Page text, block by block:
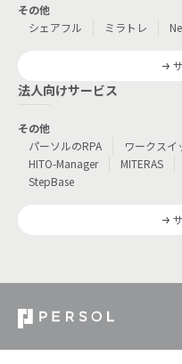
その他
シェアフル
ミラトレ
法人向けサービス
その他
パーソルのRPA
ワークスイ
HITO-Manager
MITERAS
StepBase